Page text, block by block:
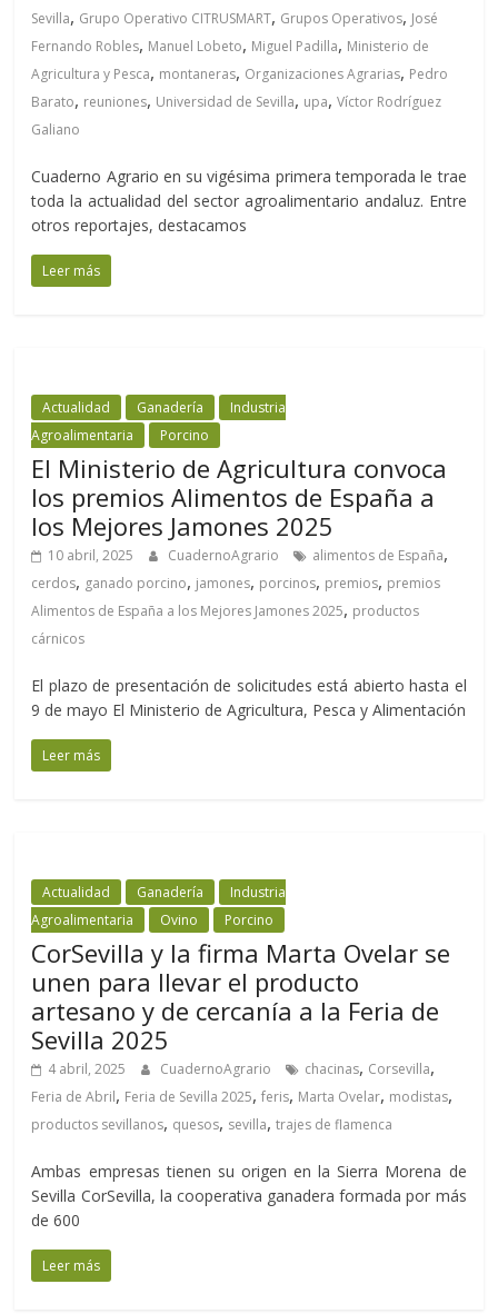
Sevilla, Grupo Operativo CITRUSMART, Grupos Operativos, José
Fernando Robles, Manuel Lobeto, Miguel Padilla, Ministerio de
Agricultura y Pesca, montaneras, Organizaciones Agrarias, Pedro
Barato, reuniones, Universidad de Sevilla, upa,Víctor Rodríguez
Galiano
Cuaderno Agrario en su vigésima primera temporada le trae
toda la actualidad del sector agroalimentario andaluz. Entre
otros reportajes, destacamos
Leer más
Actualidad Ganadería
Industria
Agroalimentaria
Porcino
El Ministerio de Agricultura convoca
los premios Alimentos de España a
los Mejores Jamones 2025
10 abril, 2025 CuadernoAgrario alimentos de España,
cerdos, ganado porcino, jamones, porcinos, premios, premios
Alimentos de España a los Mejores Jamones 2025, productos
cárnicos
El plazo de presentación de solicitudes está abierto hasta el
9 de mayo El Ministerio de Agricultura, Pesca y Alimentación
Leer más
Actualidad Ganadería
Industria
Agroalimentaria
Ovino Porcino
CorSevilla y la firma Marta Ovelar se
unen para llevar el producto
artesano y de cercanía a la Feria de
Sevilla 2025
4 abril, 2025 CuadernoAgrario chacinas, Corsevilla,
Feria de Abril, Feria de Sevilla 2025,feris, Marta Ovelar, modistas,
productos sevillanos, quesos, sevilla,trajes de flamenca
Ambas empresas tienen su origen en la Sierra Morena de
Sevilla CorSevilla, la cooperativa ganadera formada por más
de 600
Leer más